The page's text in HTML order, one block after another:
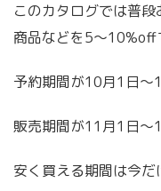
このカタログでは普
商品などを5〜10%off
予約期間が10月1日〜
販売期間が11月1日〜
安く買える期間は今